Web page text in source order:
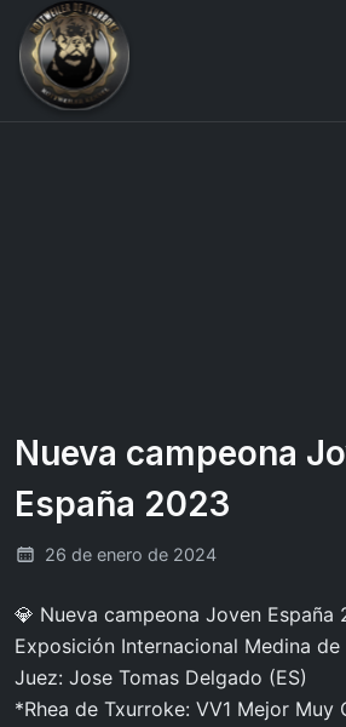
Nueva campeona
España 2023
26 de enero de 2024
💎 Nueva campeona Joven España
Exposición Internacional Medina
Juez: Jose Tomas Delgado (ES)
*Rhea de Txurroke: VV1 Mejor Muy